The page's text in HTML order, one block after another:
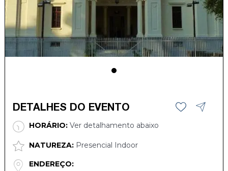
DETALHES DO EVENTO
HORÁRIO:Ver detalhamento abaixo
NATUREZA:Presencial Indoor
ENDEREÇO: